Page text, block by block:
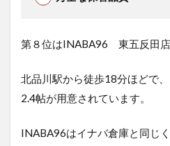
第８位はINABA96 東五反田店
北品川駅から徒歩18分ほどで
2.4帖が用意されています。
INABA96はイナバ倉庫と同じ